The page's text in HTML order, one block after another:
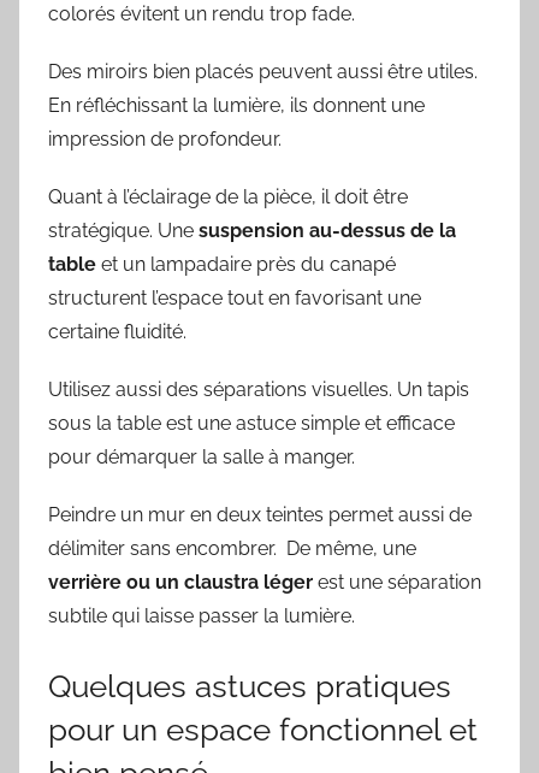
colorés évitent un rendu trop fade.
Des miroirs bien placés peuvent aussi être utiles.
En réfléchissant la lumière, ils donnent une
impression de profondeur.
Quant à l’éclairage de la pièce, il doit être
stratégique. Une suspension au-dessus de la
table et un lampadaire près du canapé
structurent l’espace tout en favorisant une
certaine fluidité.
Utilisez aussi des séparations visuelles. Un tapis
sous la table est une astuce simple et efficace
pour démarquer la salle à manger.
Peindre un mur en deux teintes permet aussi de
délimiter sans encombrer. De même, une
verrière ou un claustra léger est une séparation
subtile qui laisse passer la lumière.
Quelques astuces pratiques
pour un espace fonctionnel et